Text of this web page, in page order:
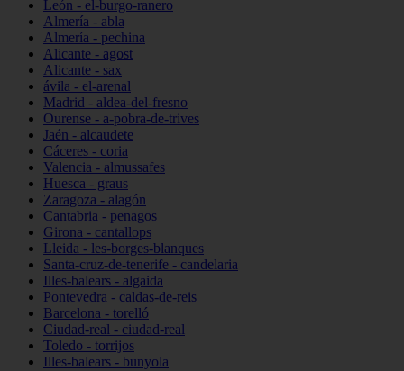
León - el-burgo-ranero
Almería - abla
Almería - pechina
Alicante - agost
Alicante - sax
ávila - el-arenal
Madrid - aldea-del-fresno
Ourense - a-pobra-de-trives
Jaén - alcaudete
Cáceres - coria
Valencia - almussafes
Huesca - graus
Zaragoza - alagón
Cantabria - penagos
Girona - cantallops
Lleida - les-borges-blanques
Santa-cruz-de-tenerife - candelaria
Illes-balears - algaida
Pontevedra - caldas-de-reis
Barcelona - torelló
Ciudad-real - ciudad-real
Toledo - torrijos
Illes-balears - bunyola